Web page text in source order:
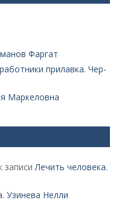
Фаргат
прилавка. Чер­
Маркеловна
записи Лечить человека.
Узинева Нелли